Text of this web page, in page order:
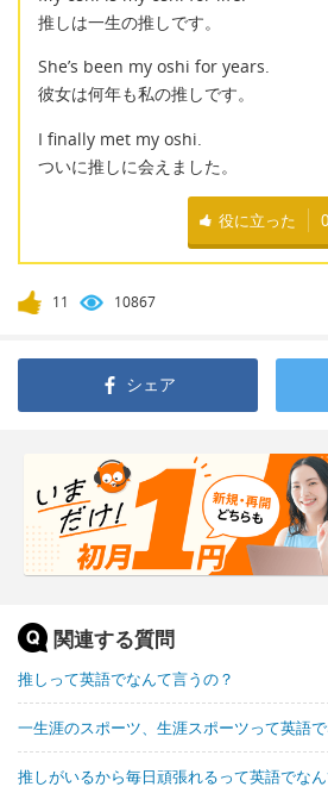
推しは一生の推しです。
She’s been my oshi for years.
彼女は何年も私の推しです。
I finally met my oshi.
ついに推しに会えました。
役に立った 0
11 10867
シェア
関連する質問
推しって英語でなんて言うの？
一生涯のスポーツ、生涯スポーツって英語
推しがいるから毎日頑張れるって英語でな